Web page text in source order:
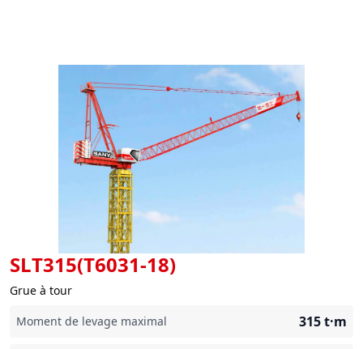
SLT315(T6031-18)
Grue à tour
Moment de levage maximal
315t·m